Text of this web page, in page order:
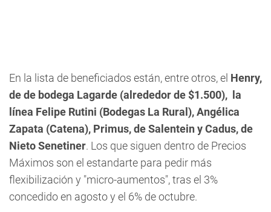
En la lista de beneficiados están, entre otros, el Henry,
de de bodega Lagarde (alrededor de $1.500), la
línea Felipe Rutini (Bodegas La Rural), Angélica
Zapata (Catena), Primus, de Salentein y Cadus, de
Nieto Senetiner. Los que siguen dentro de Precios
Máximos son el estandarte para pedir más
flexibilización y "micro-aumentos", tras el 3%
concedido en agosto y el 6% de octubre.